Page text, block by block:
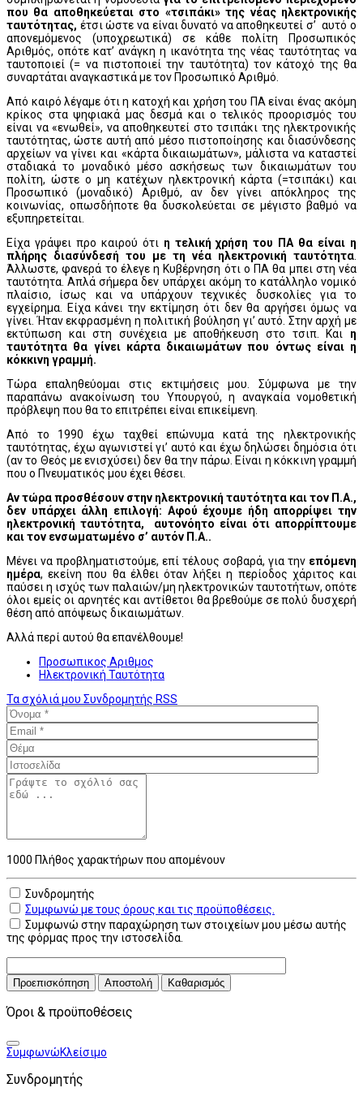
που θα αποθηκεύεται στο «τσιπάκι» της νέας ηλεκτρονικής
ταυτότητας, έτσι ώστε να είναι δυνατό να αποθηκευτεί σ’ αυτό ο
απονεμόμενος (υποχρεωτικά) σε κάθε πολίτη Προσωπικός
Αριθμός, οπότε κατ’ ανάγκη η ικανότητα της νέας ταυτότητας να
ταυτοποιεί (= να πιστοποιεί την ταυτότητα) τον κάτοχό της θα
συναρτάται αναγκαστικά με τον Προσωπικό Αριθμό.
Από καιρό λέγαμε ότι η κατοχή και χρήση του ΠΑ είναι ένας ακόμη
κρίκος στα ψηφιακά μας δεσμά και ο τελικός προορισμός του
είναι να «ενωθεί», να αποθηκευτεί στο τσιπάκι της ηλεκτρονικής
ταυτότητας, ώστε αυτή από μέσο πιστοποίησης και διασύνδεσης
αρχείων να γίνει και «κάρτα δικαιωμάτων», μάλιστα να καταστεί
σταδιακά το μοναδικό μέσο ασκήσεως των δικαιωμάτων του
πολίτη, ώστε ο μη κατέχων ηλεκτρονική κάρτα (=τσιπάκι) και
Προσωπικό (μοναδικό) Αριθμό, αν δεν γίνει απόκληρος της
κοινωνίας, οπωσδήποτε θα δυσκολεύεται σε μέγιστο βαθμό να
εξυπηρετείται.
Είχα γράψει προ καιρού ότι η τελική χρήση του ΠΑ θα είναι η
πλήρης διασύνδεσή του με τη νέα ηλεκτρονική ταυτότητα
Άλλωστε, φανερά το έλεγε η Κυβέρνηση ότι ο ΠΑ θα μπει στη νέα
ταυτότητα. Απλά σήμερα δεν υπάρχει ακόμη το κατάλληλο νομικό
πλαίσιο, ίσως και να υπάρχουν τεχνικές δυσκολίες για το
εγχείρημα. Είχα κάνει την εκτίμηση ότι δεν θα αργήσει όμως να
γίνει. Ήταν εκφρασμένη η πολιτική βούληση γι’ αυτό. Στην αρχή με
εκτύπωση και στη συνέχεια με αποθήκευση στο τσιπ. Και η
ταυτότητα θα γίνει κάρτα δικαιωμάτων που όντως είναι η
κόκκινη γραμμή.
Τώρα επαληθεύομαι στις εκτιμήσεις μου. Σύμφωνα με την
παραπάνω ανακοίνωση του Υπουργού, η αναγκαία νομοθετική
πρόβλεψη που θα το επιτρέπει είναι επικείμενη.
Από το 1990 έχω ταχθεί επώνυμα κατά της ηλεκτρονικής
ταυτότητας, έχω αγωνιστεί γι’ αυτό και έχω δηλώσει δημόσια ότι
(αν το Θεός με ενισχύσει) δεν θα την πάρω. Είναι η κόκκινη γραμμή
που ο Πνευματικός μου έχει θέσει.
Αν τώρα προσθέσουν στην ηλεκτρονική ταυτότητα και τον Π.Α.,
δεν υπάρχει άλλη επιλογή: Αφού έχουμε ήδη απορρίψει την
ηλεκτρονική ταυτότητα, αυτονόητο είναι ότι απορρίπτουμε
και τον ενσωματωμένο σ’ αυτόν Π.Α..
Μένει να προβληματιστούμε, επί τέλους σοβαρά, για την επόμενη
ημέρα, εκείνη που θα έλθει όταν λήξει η περίοδος χάριτος και
παύσει η ισχύς των παλαιών/μη ηλεκτρονικών ταυτοτήτων, οπότε
όλοι εμείς οι αρνητές και αντίθετοι θα βρεθούμε σε πολύ δυσχερή
θέση από απόψεως δικαιωμάτων.
Αλλά περί αυτού θα επανέλθουμε!
Προσωπικος Αριθμος
Ηλεκτρονική Ταυτότητα
Τα σχόλιά μου Συνδρομητής RSS
1000 Πλήθος χαρακτήρων που απομένουν
Συνδρομητής
Συμφωνώ με τους όρους και τις προϋποθέσεις.
Συμφωνώ στην παραχώρηση των στοιχείων μου μέσω αυτής
της φόρμας προς την ιστοσελίδα.
Προεπισκόπηση Αποστολή Καθαρισμός
Όροι & προϋποθέσεις
ΣυμφωνώΚλείσιμο
Συνδρομητής